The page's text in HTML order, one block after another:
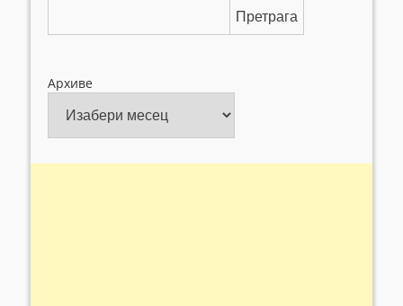
Претрага
Архиве